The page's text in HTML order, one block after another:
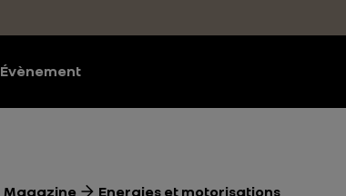
Évènement
Magazine Energies et motorisations